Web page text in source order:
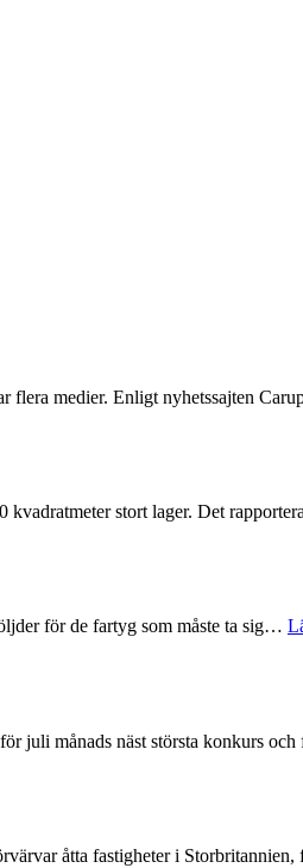
flera medier. Enligt nyhetssajten
kvadratmeter stort lager. Det
för de fartyg som måste ta sig…
juli månads näst största konkurs
åtta fastigheter i